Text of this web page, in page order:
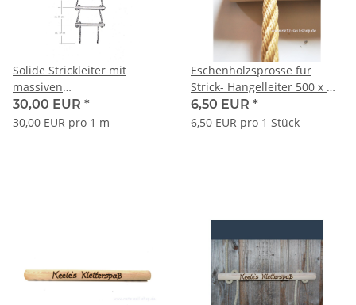
Solide Strickleiter mit
massiven
Eschenholzsprossen
30,00 EUR *
30,00 EUR pro 1 m
Eschenholzsprosse für
Strick- Hangelleiter 500 x Ø
42 mm
6,50 EUR *
6,50 EUR pro 1 Stück